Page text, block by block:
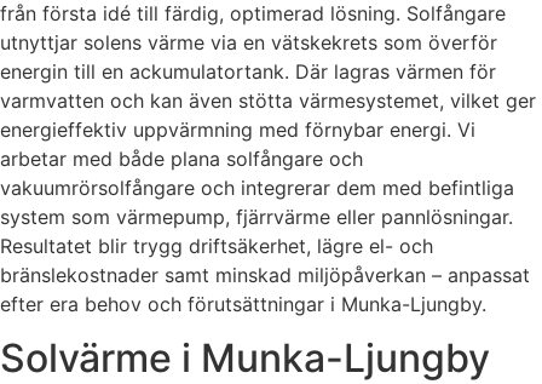
från första idé till färdig, optimerad lösning. Solfångare
utnyttjar solens värme via en vätskekrets som överför
energin till en ackumulatortank. Där lagras värmen för
varmvatten och kan även stötta värmesystemet, vilket ger
energieffektiv uppvärmning med förnybar energi. Vi
arbetar med både plana solfångare och
vakuumrörsolfångare och integrerar dem med befintliga
system som värmepump, fjärrvärme eller pannlösningar.
Resultatet blir trygg driftsäkerhet, lägre el- och
bränslekostnader samt minskad miljöpåverkan – anpassat
efter era behov och förutsättningar i Munka-Ljungby.
Solvärme i Munka-Ljungby